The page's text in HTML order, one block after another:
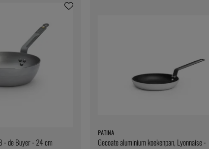
- de Buyer - 24 cm
PATINA
Gecoate aluminium koekenpan, Lyonnaise -